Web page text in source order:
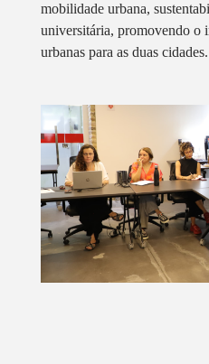
mobilidade urbana,
universitária, promovendo o
urbanas para as duas cidades.